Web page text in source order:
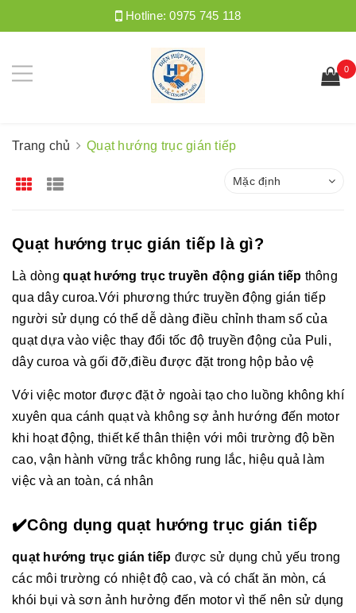
Hotline:0975 745 118
0
Trang chủ Quạt hướng trục gián tiếp
Mặc định
Quạt hướng trục gián tiếp là gì?
Là dòng quạt hướng trục truyền động gián tiếp thông
qua dây curoa.Với phương thức truyền động gián tiếp
người sử dụng có thể dễ dàng điều chỉnh tham số của
quạt dựa vào việc thay đổi tốc độ truyền động của Puli,
dây curoa và gối đỡ,điều được đặt trong hộp bảo vệ
Với việc motor được đặt ở ngoài tạo cho luồng không khí
xuyên qua cánh quạt và không sợ ảnh hướng đến motor
khi hoạt động, thiết kế thân thiện với môi trường độ bền
cao, vận hành vững trắc không rung lắc, hiệu quả làm
việc và an toàn, cá nhân
✔️Công dụng quạt hướng trục gián tiếp
quạt hướng trục gián tiếp được sử dụng chủ yếu trong
các môi trường có nhiệt độ cao, và có chất ăn mòn, cá
khói bụi và sơn ảnh hưởng đến motor vì thế nên sử dụng